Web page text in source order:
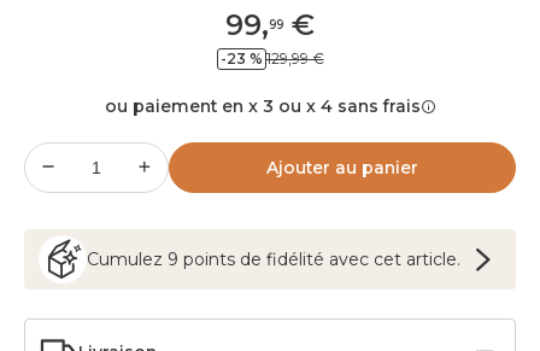
99,99 €
-23 % 129,99 €
ou paiement en x 3 ou x 4 sans frais
Ajouter au panier
Cumulez 9 points de fidélité avec cet article.